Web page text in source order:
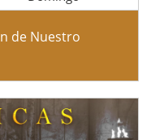
de Nuestro